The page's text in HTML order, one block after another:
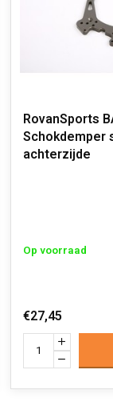
RovanSports
Schokdemper
achterzijde
Op voorraad
€27,45